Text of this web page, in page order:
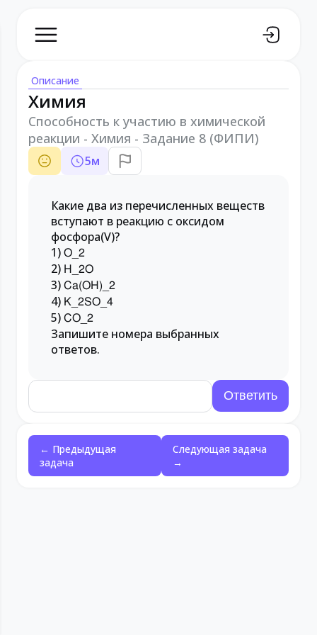
Описание
Химия
Способность к участию в химической
реакции - Химия - Задание 8 (ФИПИ)
5м
Какие два из перечисленных веществ
вступают в реакцию с оксидом
фосфора(V)?
1)O_2
2) H_2O
3)Ca(OH)_2
4) K_2SO_4
5)CO_2
Запишите номера выбранных
ответов.
← Предыдущая
задача
Следующая задача
→